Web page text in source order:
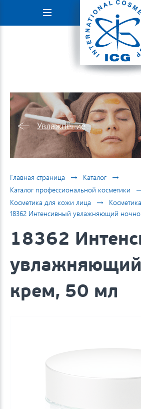
Навигация
Увлажнение
Главная страница → Каталог →
Каталог профессиональной косметики
Косметика для кожи лица →
18362 Интенсивный увлажняющий
18362
крем, 50 мл